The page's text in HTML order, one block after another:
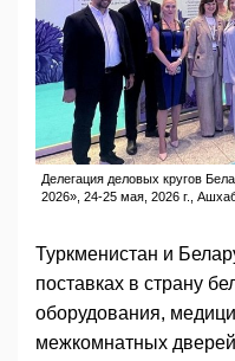
Делегация деловых кругов
2026», 24-25 мая, 2026 г.,
Туркменистан и
поставках в страну
оборудования,
межкомнатных